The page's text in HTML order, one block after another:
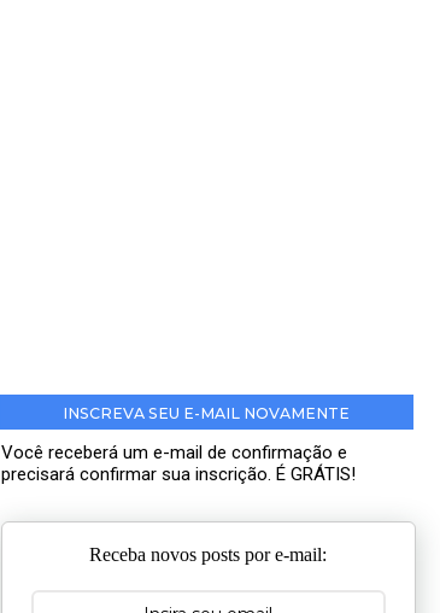
INSCREVA SEU E-MAIL NOVAMENTE
Você receberá um e-mail de confirmação e
precisará confirmar sua inscrição. É GRÁTIS!
Receba novos posts por e-mail: